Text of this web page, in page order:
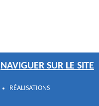
NAVIGUER SUR LE SITE
RÉALISATIONS